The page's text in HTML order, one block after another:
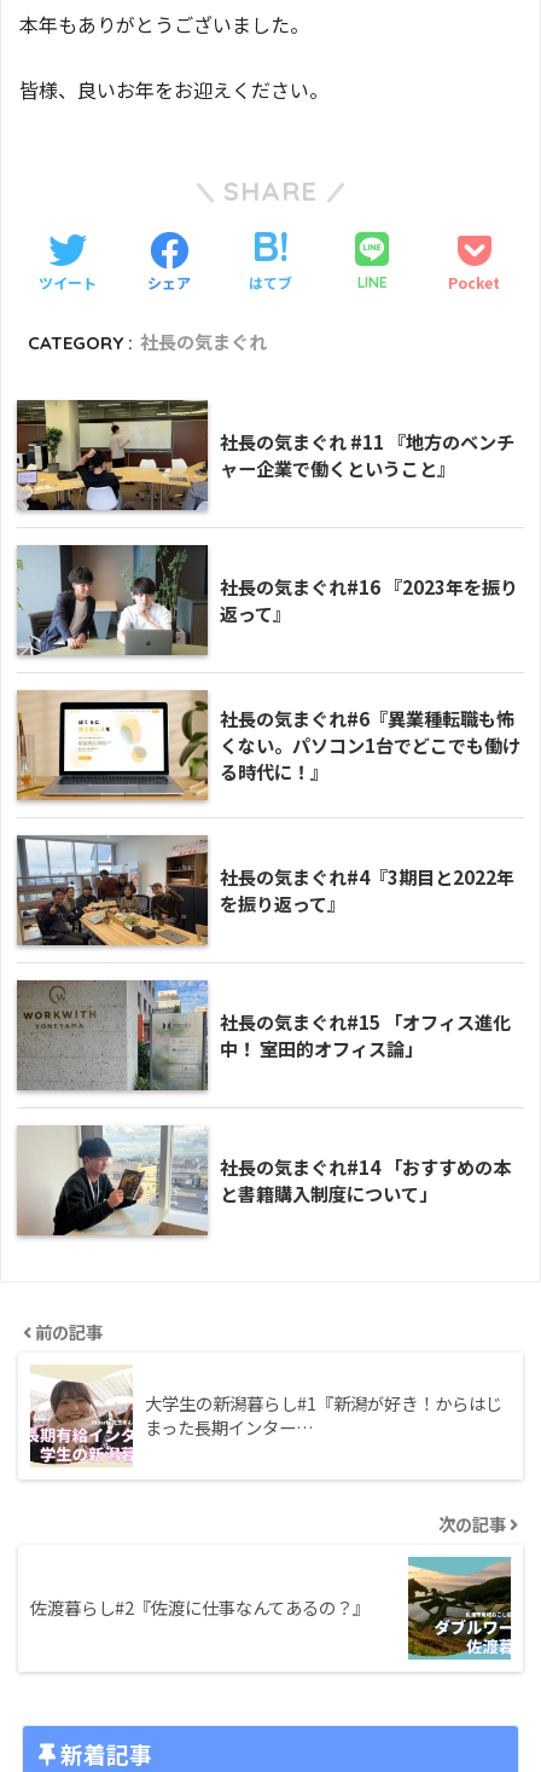
本年もありがとうございました。
皆様、良いお年をお迎えください。
SHARE
ツイート シェア はてブ LINE Pocket
CATEGORY : 社長の気まぐれ
社長の気まぐれ #11 『地方のベンチ
ャー企業で働くということ』
社長の気まぐれ#16 『2023年を振り
返って』
社長の気まぐれ#6『異業種転職も怖
くない。パソコン1台でどこでも働け
る時代に！』
社長の気まぐれ#4『3期目と2022年
を振り返って』
社長の気まぐれ#15 「オフィス進化
中！ 室田的オフィス論」
社長の気まぐれ#14 「おすすめの本
と書籍購入制度について」
前の記事
大学生の新潟暮らし#1『新潟が好き！からはじ
まった長期インター…
次の記事
佐渡暮らし#2『佐渡に仕事なんてあるの？』
新着記事